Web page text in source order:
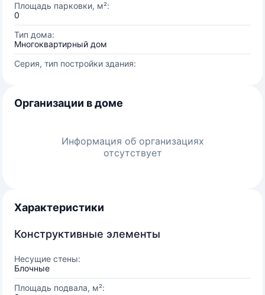
Площадь парковки, м²:
0
Тип дома:
Многоквартирный дом
Серия, тип постройки здания:
Организации в доме
Информация об организациях
отсутствует
Характеристики
Конструктивные элементы
Несущие стены:
Блочные
Площадь подвала, м²: